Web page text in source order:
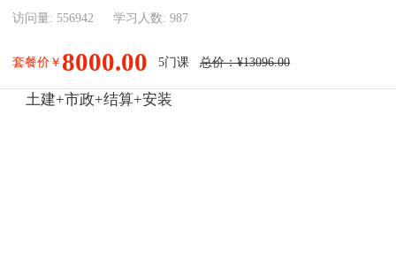
访问量: 556942 学习人数:987
套餐价￥ 8000.00 5门课 总价：¥13096.00
土建+市政+结算+安装